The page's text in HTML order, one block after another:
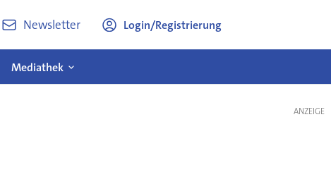
Newsletter Login/Registrierung
Mediathek
ANZEIGE